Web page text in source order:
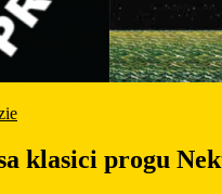
klasici progu